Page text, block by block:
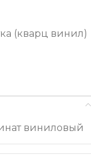
(кварц винил)
виниловый